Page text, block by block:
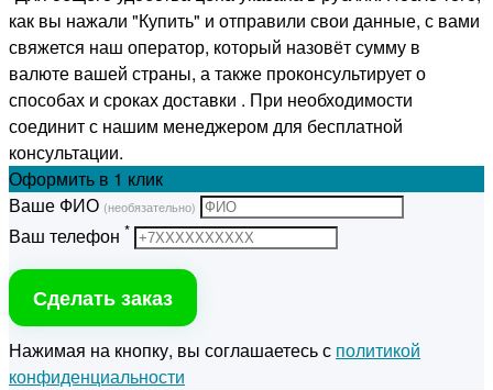
как вы нажали "Купить" и отправили свои данные, с вами
свяжется наш оператор, который назовёт сумму в
валюте вашей страны, а также проконсультирует о
способах и сроках доставки . При необходимости
соединит с нашим менеджером для бесплатной
консультации.
Оформить в 1 клик
Ваше ФИО (необязательно)
Ваш телефон *
Сделать заказ
Нажимая на кнопку, вы соглашаетесь с политикой
конфиденциальности